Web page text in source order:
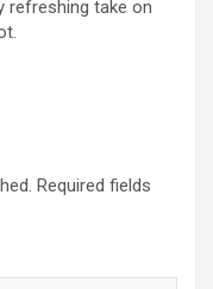
refreshing take on
Required fields